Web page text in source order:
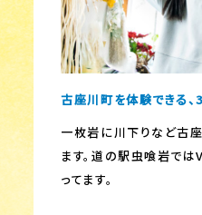
古座川町を体験できる
一枚岩に川下りなど古
ます。道の駅虫喰岩で
ってます。